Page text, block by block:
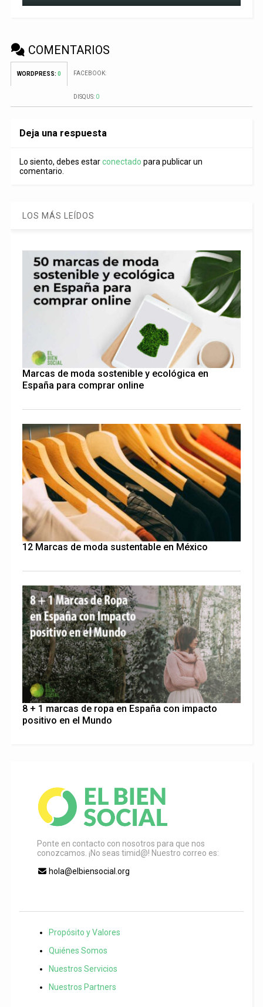
COMENTARIOS
WORDPRESS: 0 FACEBOOK:
DISQUS: 0
Deja una respuesta
Lo siento, debes estarconectado para publicar un
comentario.
LOS MÁS LEÍDOS
Marcas de moda sostenible y ecológica en
España para comprar online
12 Marcas de moda sustentable en México
8 + 1 marcas de ropa en España con impacto
positivo en el Mundo
Ponte en contacto con nosotros para que nos
conozcamos. ¡No seas timid@! Nuestro correo es:
hola@elbiensocial.org
Propósito y Valores
Quiénes Somos
Nuestros Servicios
Nuestros Partners